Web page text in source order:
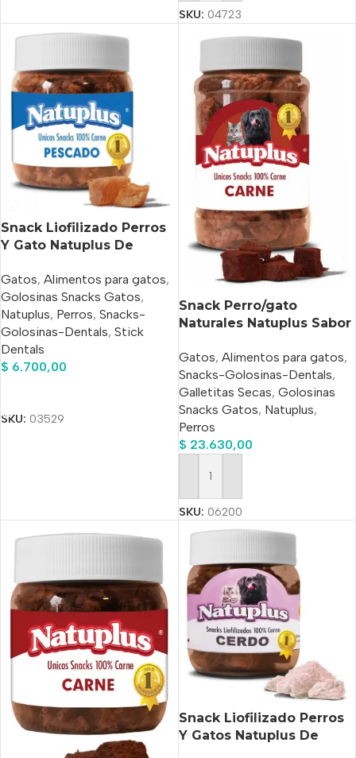
SKU: 04723
Snack Liofilizado Perros
Y Gato Natuplus De
Gatos, Alimentos para gatos,
Golosinas Snacks Gatos,
Natuplus, Perros, Snacks-
Golosinas-Dentals, Stick
Dentals
$ 6.700,00
SKU: 03529
Snack Perro/gato
Naturales Natuplus Sabor
Gatos, Alimentos para gatos,
Snacks-Golosinas-Dentals,
Galletitas Secas, Golosinas
Snacks Gatos, Natuplus,
Perros
$ 23.630,00
Añadir Al Carrito
SKU: 06200
Snack Liofilizado Perros
Y Gatos Natuplus De